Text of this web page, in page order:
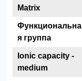
Matrix
Функциональна
я группа
Ionic capacity -
medium